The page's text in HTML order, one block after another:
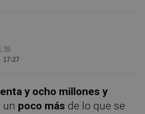
17:27
y ocho millones y
un poco más de lo que se